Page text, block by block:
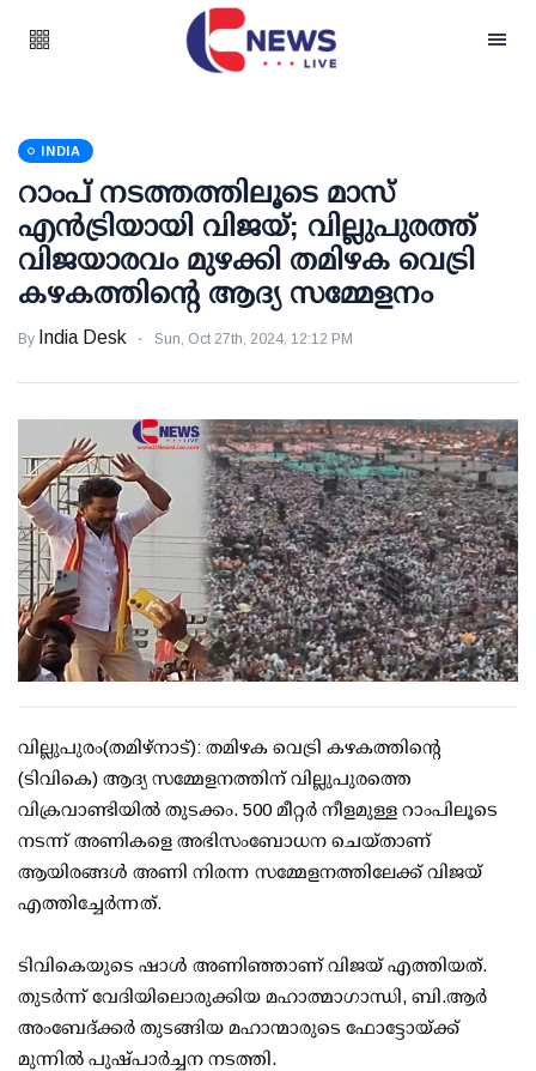
INDIA
റാംപ് നടത്തത്തിലൂടെ മാസ്
എന്‍ട്രിയായി വിജയ്; വില്ലുപുരത്ത്
വിജയാരവം മുഴക്കി തമിഴക വെട്രി
കഴകത്തിന്റെ ആദ്യ സമ്മേളനം
By India Desk Sun, Oct 27th, 2024, 12:12 PM
വില്ലുപുരം(തമിഴ്‌നാട്): തമിഴക വെട്രി കഴകത്തിന്റെ
(ടിവികെ) ആദ്യ സമ്മേളനത്തിന് വില്ലുപുരത്തെ
വിക്രവാണ്ടിയില്‍ തുടക്കം. 500 മീറ്റര്‍ നീളമുള്ള റാംപിലൂടെ
നടന്ന് അണികളെ അഭിസംബോധന ചെയ്താണ്
ആയിരങ്ങള്‍ അണി നിരന്ന സമ്മേളനത്തിലേക്ക് വിജയ്
എത്തിച്ചേര്‍ന്നത്.
ടിവികെയുടെ ഷാള്‍ അണിഞ്ഞാണ് വിജയ് എത്തിയത്.
തുടര്‍ന്ന് വേദിയിലൊരുക്കിയ മഹാത്മാഗാന്ധി, ബി.ആര്‍
അംബേദ്ക്കര്‍ തുടങ്ങിയ മഹാന്മാരുടെ ഫോട്ടോയ്ക്ക്
മുന്നില്‍ പുഷ്പാര്‍ച്ചന നടത്തി.